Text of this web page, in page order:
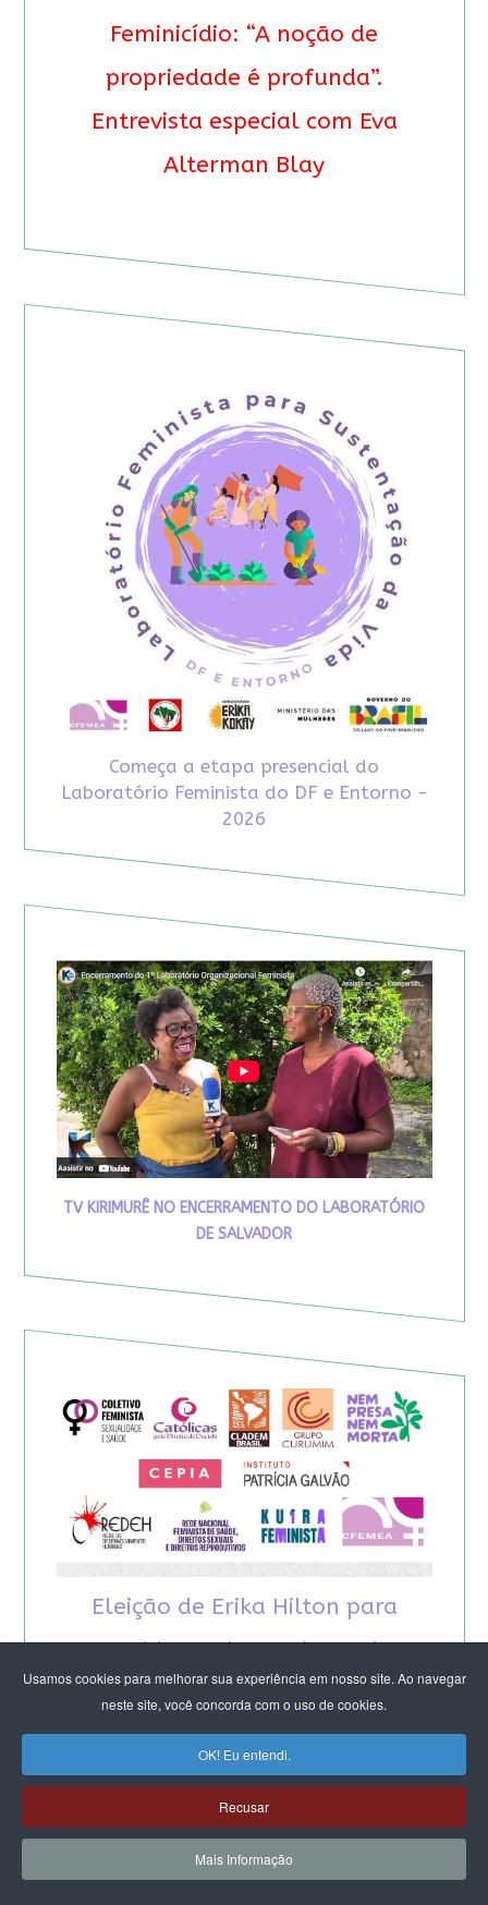
Usamos cookies para melhorar sua experiência em nosso site. Ao navegar
neste site, você concorda com o uso de cookies.
OK! Eu entendi.
Recusar
Mais Informação
Feminicídio: “A noção de
propriedade é profunda”.
Entrevista especial com Eva
Alterman Blay
Começa a etapa presencial do
Laboratório Feminista do DF e Entorno -
2026
TV KIRIMURÊ NO ENCERRAMENTO DO LABORATÓRIO
DE SALVADOR
Eleição de Erika Hilton para
presidente da Comissão da
Mulher é um fato importante
para a democracia